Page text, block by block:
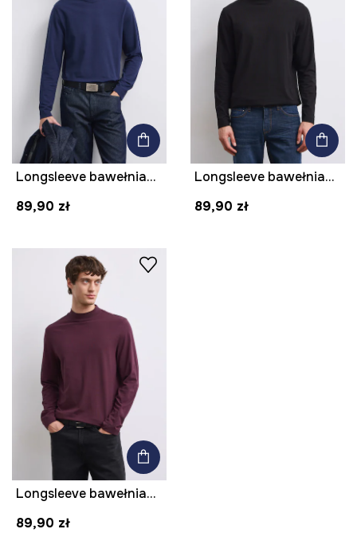
Longsleeve bawełniany męski z domieszką elastanu gładki kolor granatowy
89,90 zł
Longsleeve bawełniany męski z domieszką elastanu gładki kolor czarny
89,90 zł
Longsleeve bawełniany męski z domieszką elastanu gładki kolor bordowy
89,90 zł